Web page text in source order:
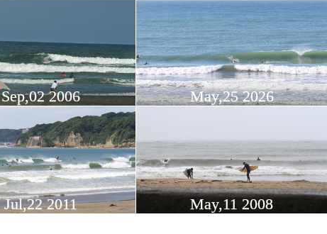
Sep,02 2006 May,25 2026
Jul,22 2011 May,11 2008